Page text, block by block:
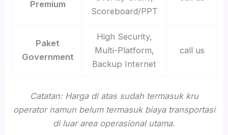
Premium
Scoreboard/PPT
Paket
Government
High Security,
Multi-Platform,
Backup Internet
call us
Catatan: Harga di atas sudah termasuk kru
operator namun belum termasuk biaya transportasi
di luar area operasional utama.